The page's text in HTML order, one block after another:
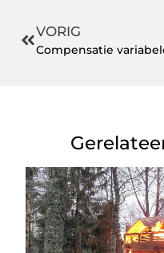
VORIG